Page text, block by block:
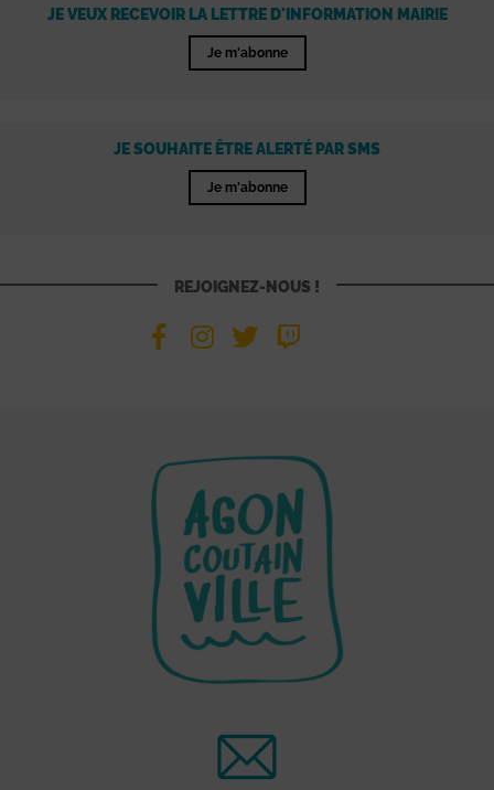
JE VEUX RECEVOIR LA LETTRE D'INFORMATION MAIRIE
Je m'abonne
JE SOUHAITE ÊTRE ALERTÉ PAR SMS
Je m'abonne
REJOIGNEZ-NOUS !